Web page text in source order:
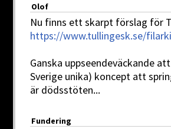
Olof
Nu finns ett skarpt förslag för
https://www.tullingesk.se/
Ganska uppseendeväckande
Sverige unika) koncept att
är dödsstöten...
Fundering